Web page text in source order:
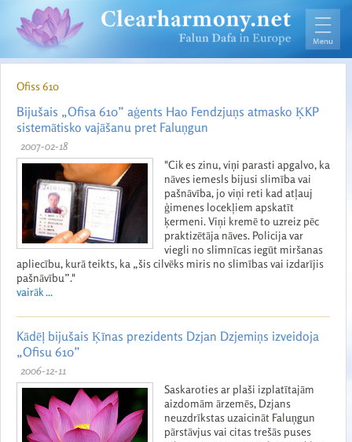
Ofiss 610
Bijušais „Ofisa 610” aģents Hao Fendzjuņs atmasko ĶKP
sistemātisko vajāšanu pret Faluņgun
2007-02-18
"Cik es zinu, viņi parasti apgalvo, ka
nāves iemesls bijusi slimība vai
pašnāvība, jo viņi reti kad atļauj
ģimenes locekļiem apskatīt
ķermeni. Viņi kremē to uzreiz pēc
praktizētāja nāves. Policija var
viegli no slimnīcas iegūt miršanas
apliecību, kurā teikts, ka „šis cilvēks miris no slimības vai izdarījis
pašnāvību”."
vairāk ...
Kādēļ bijušais Ķīnas prezidents Dzjan Dzjemiņs izveidoja
„Ofisu 610”
2006-12-11
Saskaroties ar plaši izplatītajām
aizdomām ārzemēs, Dzjans
neuzdrīkstas uzaicināt Faluņgun
pārstāvjus vai citas trešās puses